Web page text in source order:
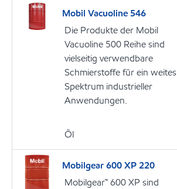
Mobil Vacuoline 546
Die Produkte der Mobil
Vacuoline 500 Reihe sind
vielseitig verwendbare
Schmierstoffe für ein weites
Spektrum industrieller
Anwendungen.
Öl
Mobilgear 600 XP 220
Mobilgear™ 600 XP sind